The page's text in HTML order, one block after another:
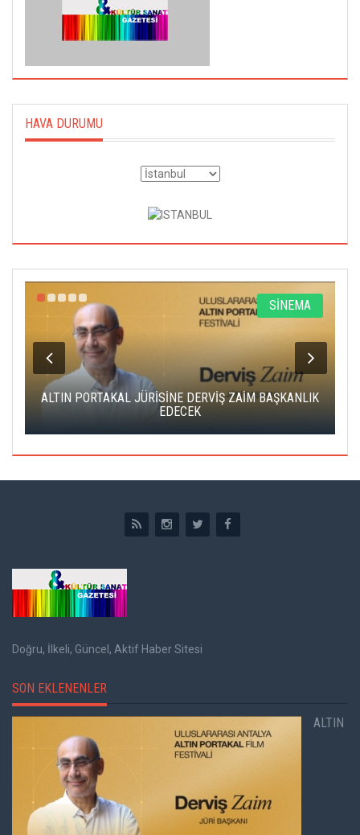
HAVA DURUMU
SİNEMA
ALTIN PORTAKAL JÜRİSİNE DERVİŞ ZAİM BAŞKANLIK
EDECEK
Doğru, İlkeli, Güncel, Aktif Haber Sitesi
SON EKLENENLER
ALTIN